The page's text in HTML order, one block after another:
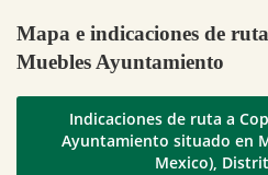
Mapa e indicaciones de
Muebles Ayuntamiento
Indicaciones de ruta a
Ayuntamiento situado en
Mexico),